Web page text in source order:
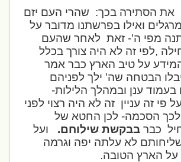
הסתירה בכך: שהרי העם יזם
ואילו בפרשתנו מדובר על
מפי ה'- זאת לאחר שהעם
,לפי זה לא היה צורך בכלל
על טיב הארץ כבר אמר
הבטחה שה' ילך לפניהם
ענן ובמהלך הלילות-
זה עניין זה לא היה רצוי לפני
הסכמה- לכן החטא של
כברבבקשת שילוחם.
ועל
לא עלתה יפה וגרמה
הארץ הטובה.